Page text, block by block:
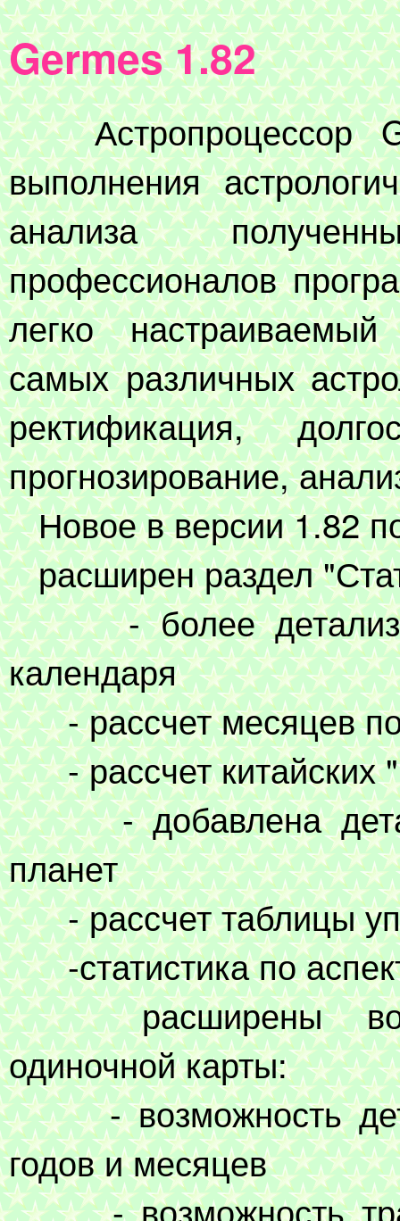
Germes 1.82
Астропроцессор
выполнения
анализа
профессионалов
легко
самых различных
ректификация,
прогнозирование,
Новое в версии 1.82
расширен раздел
- более
календаря
- рассчет месяцев по
- рассчет китайских
- добавлена
планет
- рассчет таблицы
-статистика по
расширены
одиночной карты:
- возможность
годов и месяцев
- возможность